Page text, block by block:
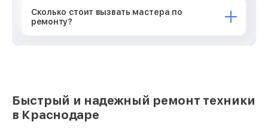
Сколько стоит вызвать мастера по
ремонту?
Быстрый и надежный ремонт техники
в Краснодаре